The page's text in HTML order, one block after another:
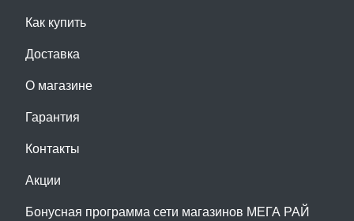
Как купить
Доставка
О магазине
Гарантия
Контакты
Акции
Бонусная программа сети магазинов МЕГА РАЙ